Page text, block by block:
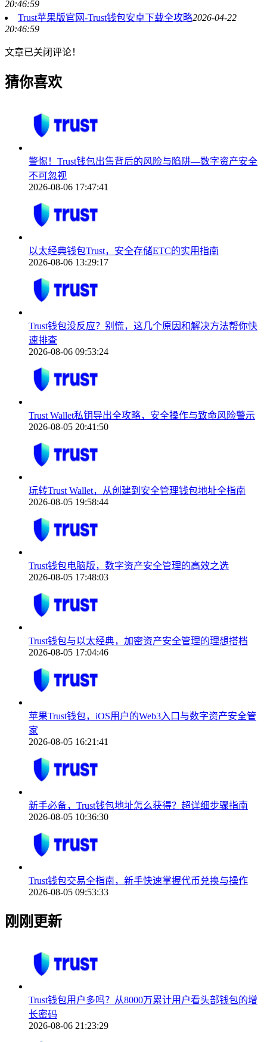
20:46:59
Trust苹果版官网-Trust钱包安卓下载全攻略2026-04-22
20:46:59
文章已关闭评论！
猜你喜欢
警惕！Trust钱包出售背后的风险与陷阱—数字资产安全
不可忽视
2026-08-06 17:47:41
以太经典钱包Trust，安全存储ETC的实用指南
2026-08-06 13:29:17
Trust钱包没反应？别慌，这几个原因和解决方法帮你快
速排查
2026-08-06 09:53:24
Trust Wallet私钥导出全攻略，安全操作与致命风险警示
2026-08-05 20:41:50
玩转Trust Wallet，从创建到安全管理钱包地址全指南
2026-08-05 19:58:44
Trust钱包电脑版，数字资产安全管理的高效之选
2026-08-05 17:48:03
Trust钱包与以太经典，加密资产安全管理的理想搭档
2026-08-05 17:04:46
苹果Trust钱包，iOS用户的Web3入口与数字资产安全管
家
2026-08-05 16:21:41
新手必备，Trust钱包地址怎么获得？超详细步骤指南
2026-08-05 10:36:30
Trust钱包交易全指南，新手快速掌握代币兑换与操作
2026-08-05 09:53:33
刚刚更新
Trust钱包用户多吗？从8000万累计用户看头部钱包的增
长密码
2026-08-06 21:23:29